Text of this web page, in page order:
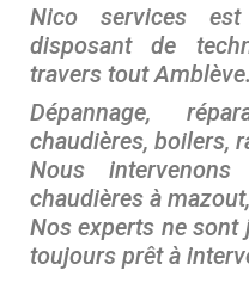
Nico services
disposant de
travers tout Amblève.
Dépannage,
chaudières, boilers,
Nous
chaudières à
Nos experts ne sont
toujours prêt à